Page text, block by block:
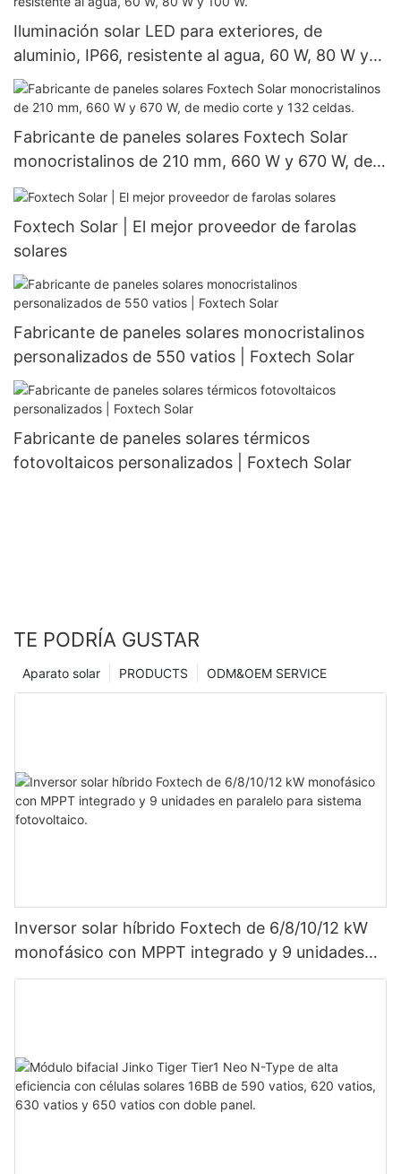
Iluminación solar LED para exteriores, de
aluminio, IP66, resistente al agua, 60 W, 80 W y
100 W.
Fabricante de paneles solares Foxtech Solar
monocristalinos de 210 mm, 660 W y 670 W, de
medio corte y 132 celdas.
Foxtech Solar | El mejor proveedor de farolas
solares
Fabricante de paneles solares monocristalinos
personalizados de 550 vatios | Foxtech Solar
Fabricante de paneles solares térmicos
fotovoltaicos personalizados | Foxtech Solar
TE PODRÍA GUSTAR
ODM&OEM SERVICE
PRODUCTS
Aparato solar
Inversor solar híbrido Foxtech de 6/8/10/12 kW
monofásico con MPPT integrado y 9 unidades
en paralelo para sistema fotovoltaico.